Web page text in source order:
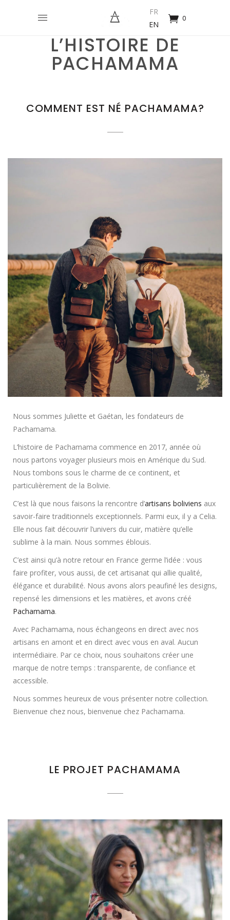
FR
EN
0
L’HISTOIRE DE
PACHAMAMA
COMMENT EST NÉ PACHAMAMA?
Nous sommes Juliette et Gaétan, les fondateurs de
Pachamama.
L’histoire de Pachamama commence en 2017, année où
nous partons voyager plusieurs mois en Amérique du Sud.
Nous tombons sous le charme de ce continent, et
particulièrement de la Bolivie.
C’est là que nous faisons la rencontre d’artisans boliviens aux
savoir-faire traditionnels exceptionnels. Parmi eux, il y a Celia.
Elle nous fait découvrir l’univers du cuir, matière qu’elle
sublime à la main. Nous sommes éblouis.
C’est ainsi qu’à notre retour en France germe l’idée : vous
faire profiter, vous aussi, de cet artisanat qui allie qualité,
élégance et durabilité. Nous avons alors peaufiné les designs,
repensé les dimensions et les matières, et avons créé
Pachamama.
Avec Pachamama, nous échangeons en direct avec nos
artisans en amont et en direct avec vous en aval. Aucun
intermédiaire. Par ce choix, nous souhaitons créer une
marque de notre temps : transparente, de confiance et
accessible.
Nous sommes heureux de vous présenter notre collection.
Bienvenue chez nous, bienvenue chez Pachamama.
LE PROJET PACHAMAMA